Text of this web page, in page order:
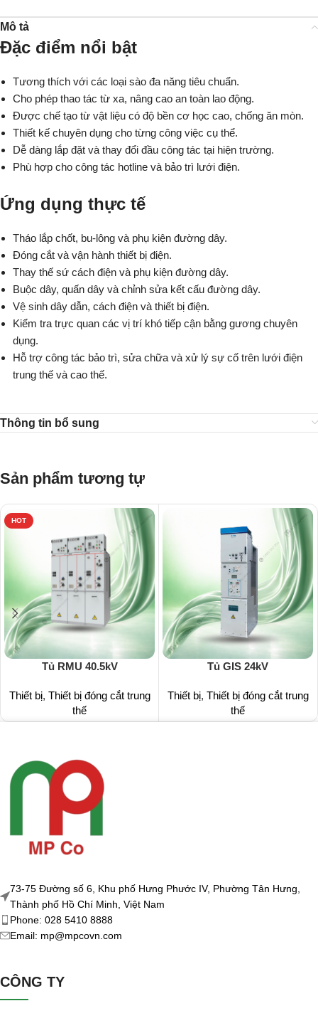
Mô tả
Đặc điểm nổi bật
Tương thích với các loại sào đa năng tiêu chuẩn.
Cho phép thao tác từ xa, nâng cao an toàn lao động.
Được chế tạo từ vật liệu có độ bền cơ học cao, chống ăn mòn.
Thiết kế chuyên dụng cho từng công việc cụ thể.
Dễ dàng lắp đặt và thay đổi đầu công tác tại hiện trường.
Phù hợp cho công tác hotline và bảo trì lưới điện.
Ứng dụng thực tế
Tháo lắp chốt, bu-lông và phụ kiện đường dây.
Đóng cắt và vận hành thiết bị điện.
Thay thế sứ cách điện và phụ kiện đường dây.
Buộc dây, quấn dây và chỉnh sửa kết cấu đường dây.
Vệ sinh dây dẫn, cách điện và thiết bị điện.
Kiểm tra trực quan các vị trí khó tiếp cận bằng gương chuyên
dụng.
Hỗ trợ công tác bảo trì, sửa chữa và xử lý sự cố trên lưới điện
trung thế và cao thế.
Thông tin bổ sung
Sản phẩm tương tự
HOT
Tủ RMU 40.5kV
Thiết bị, Thiết bị đóng cắt trung
thế
Tủ GIS 24kV
Thiết bị, Thiết bị đóng cắt trung
thế
73-75 Đường số 6, Khu phố Hưng Phước IV, Phường Tân Hưng,
Thành phố Hồ Chí Minh, Việt Nam
Phone: 028 5410 8888
Email: mp@mpcovn.com
CÔNG TY